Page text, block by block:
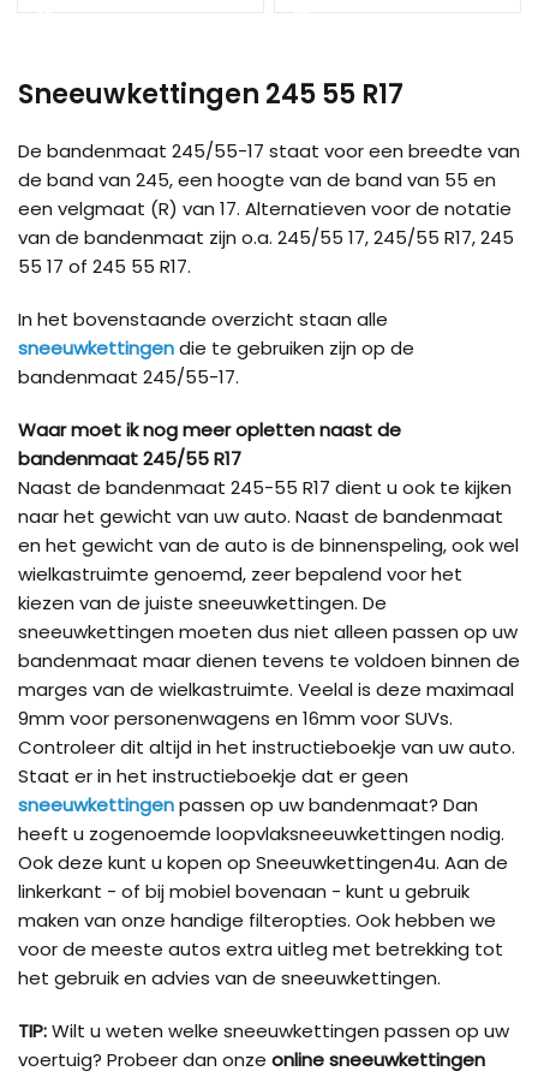
Sneeuwkettingen 245 55 R17
De bandenmaat 245/55-17 staat voor een breedte van
de band van 245, een hoogte van de band van 55 en
een velgmaat (R) van 17. Alternatieven voor de notatie
van de bandenmaat zijn o.a. 245/55 17, 245/55 R17, 245
55 17 of 245 55 R17.
In het bovenstaande overzicht staan alle
sneeuwkettingendie te gebruiken zijn op de
bandenmaat 245/55-17.
Waar moet ik nog meer opletten naast de
bandenmaat 245/55 R17
Naast de bandenmaat 245-55 R17 dient u ook te kijken
naar het gewicht van uw auto. Naast de bandenmaat
en het gewicht van de auto is de binnenspeling, ook wel
wielkastruimte genoemd, zeer bepalend voor het
kiezen van de juiste sneeuwkettingen. De
sneeuwkettingen moeten dus niet alleen passen op uw
bandenmaat maar dienen tevens te voldoen binnen de
marges van de wielkastruimte. Veelal is deze maximaal
9mm voor personenwagens en 16mm voor SUVs.
Controleer dit altijd in het instructieboekje van uw auto.
Staat er in het instructieboekje dat er geen
sneeuwkettingenpassen op uw bandenmaat? Dan
heeft u zogenoemde loopvlaksneeuwkettingen nodig.
Ook deze kunt u kopen op Sneeuwkettingen4u. Aan de
linkerkant - of bij mobiel bovenaan - kunt u gebruik
maken van onze handige filteropties. Ook hebben we
voor de meeste autos extra uitleg met betrekking tot
het gebruik en advies van de sneeuwkettingen.
TIP:Wilt u weten welke sneeuwkettingen passen op uw
voertuig? Probeer dan onze online sneeuwkettingen